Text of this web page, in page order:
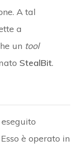
A tal
a
un tool
StealBit.
è operato in